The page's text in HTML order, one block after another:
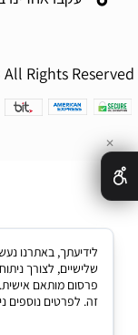
Rights Reserved
✕
שלישיים, לצורך
פרסום מותאם
זה. לפרטים נוספים